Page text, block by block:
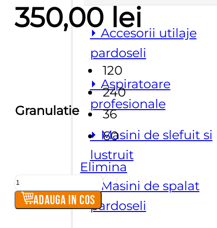
⏵ Accesorii utilaje
pardoseli
⏵ Aspiratoare
profesionale
⏵ Masini de slefuit si
lustruit
⏵ Masini de spalat
pardoseli
350,00 lei
Granulatie
120
240
36
60
Elimina
Cantitate
Perii
abrazive
Adauga in cos